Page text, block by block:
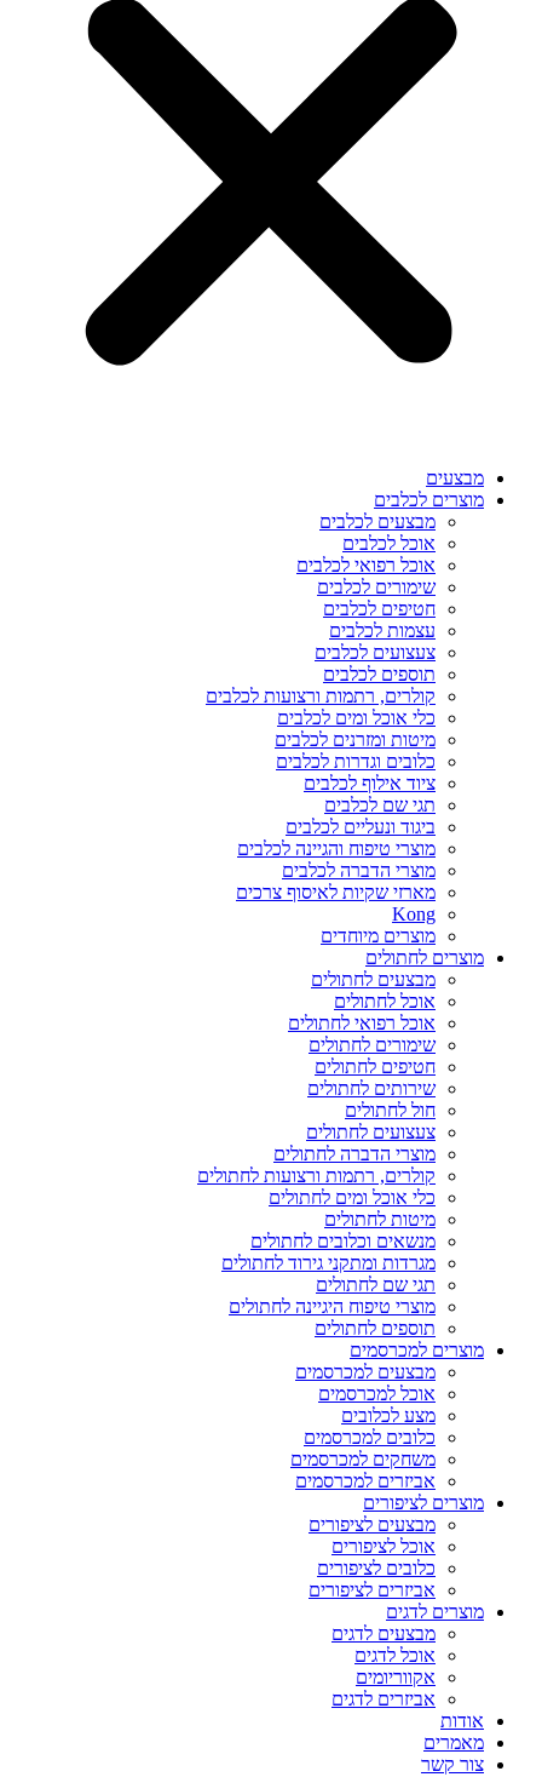
מבצעים
מוצרים לכלבים
מבצעים לכלבים
אוכל לכלבים
אוכל רפואי לכלבים
שימורים לכלבים
חטיפים לכלבים
עצמות לכלבים
צעצועים לכלבים
תוספים לכלבים
קולרים, רתמות ורצועות לכלבים
כלי אוכל ומים לכלבים
מיטות ומזרנים לכלבים
כלובים וגדרות לכלבים
ציוד אילוף לכלבים
תגי שם לכלבים
ביגוד ונעליים לכלבים
מוצרי טיפוח והגיינה לכלבים
מוצרי הדברה לכלבים
מארזי שקיות לאיסוף צרכים
Kong
מוצרים מיוחדים
מוצרים לחתולים
מבצעים לחתולים
אוכל לחתולים
אוכל רפואי לחתולים
שימורים לחתולים
חטיפים לחתולים
שירותים לחתולים
חול לחתולים
צעצועים לחתולים
מוצרי הדברה לחתולים
קולרים, רתמות ורצועות לחתולים
כלי אוכל ומים לחתולים
מיטות לחתולים
מנשאים וכלובים לחתולים
מגרדות ומתקני גירוד לחתולים
תגי שם לחתולים
מוצרי טיפוח היגיינה לחתולים
תוספים לחתולים
מוצרים למכרסמים
מבצעים למכרסמים
אוכל למכרסמים
מצע לכלובים
כלובים למכרסמים
משחקים למכרסמים
אביזרים למכרסמים
מוצרים לציפורים
מבצעים לציפורים
אוכל לציפורים
כלובים לציפורים
אביזרים לציפורים
מוצרים לדגים
מבצעים לדגים
אוכל לדגים
אקווריומים
אביזרים לדגים
אודות
מאמרים
צור קשר